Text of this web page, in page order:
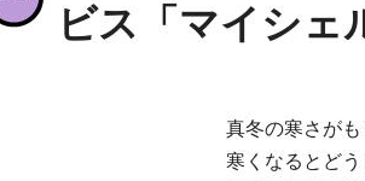
ビス「マイシェ
真冬の寒さがも
寒くなるとど